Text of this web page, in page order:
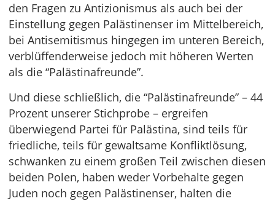
den Fragen zu Antizionismus als auch bei der
Einstellung gegen Palästinenser im Mittelbereich,
bei Antisemitismus hingegen im unteren Bereich,
verblüffenderweise jedoch mit höheren Werten
als die “Palästinafreunde”.
Und diese schließlich, die “Palästinafreunde” – 44
Prozent unserer Stichprobe – ergreifen
überwiegend Partei für Palästina, sind teils für
friedliche, teils für gewaltsame Konfliktlösung,
schwanken zu einem großen Teil zwischen diesen
beiden Polen, haben weder Vorbehalte gegen
Juden noch gegen Palästinenser, halten die